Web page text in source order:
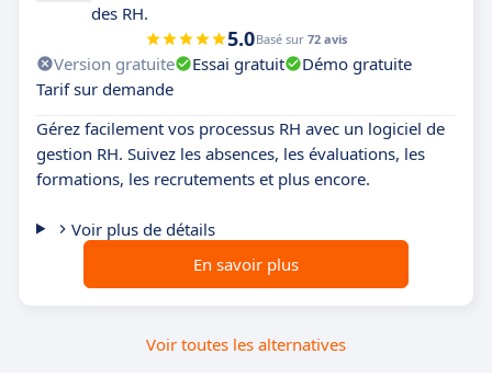
des RH.
5.0Basé sur 72 avis
Version gratuite Essai gratuit
Démo gratuite
Tarif sur demande
Gérez facilement vos processus RH avec un logiciel de
gestion RH. Suivez les absences, les évaluations, les
formations, les recrutements et plus encore.
Voir plus de détails
En savoir plus
Voir toutes les alternatives